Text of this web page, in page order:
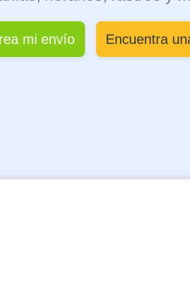
mi envío Encuentra